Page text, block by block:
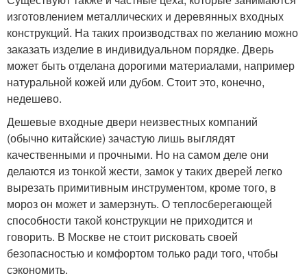
изготовлением металлических и деревянных входных
конструкций. На таких производствах по желанию можно
заказать изделие в индивидуальном порядке. Дверь
может быть отделана дорогими материалами, например
натуральной кожей или дубом. Стоит это, конечно,
недешево.
Дешевые входные двери неизвестных компаний
(обычно китайские) зачастую лишь выглядят
качественными и прочными. Но на самом деле они
делаются из тонкой жести, замок у таких дверей легко
вырезать примитивным инструментом, кроме того, в
мороз он может и замерзнуть. О теплосберегающей
способности такой конструкции не приходится и
говорить. В Москве не стоит рисковать своей
безопасностью и комфортом только ради того, чтобы
сэкономить.